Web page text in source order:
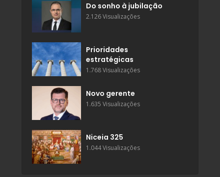
Do sonho à jubilação
2.126 Visualizações
Prioridades
estratégicas
1.768 Visualizações
Novo gerente
1.635 Visualizações
Niceia 325
1.044 Visualizações